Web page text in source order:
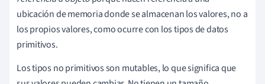
ubicación de memoria donde se almacenan los valores, no a
los propios valores, como ocurre con los tipos de datos
primitivos.
Los tipos no primitivos son mutables, lo que significa que